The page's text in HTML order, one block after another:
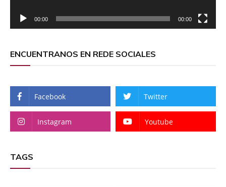
00:00 00:00
ENCUENTRANOS EN REDE SOCIALES
Facebook Twitter
Instagram Youtube
TAGS